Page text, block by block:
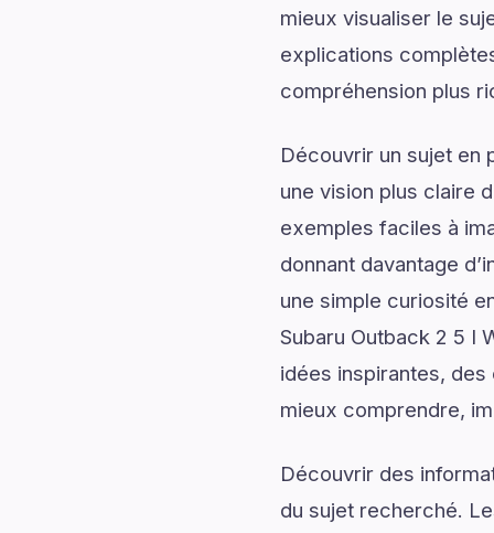
mieux visualiser le
explications
compréhension plus
Découvrir un sujet en
une vision plus claire
exemples faciles à
donnant davantage
une simple curiosité
Subaru Outback 2 5 I
idées inspirantes,
mieux comprendre,
Découvrir des
du sujet recherché.